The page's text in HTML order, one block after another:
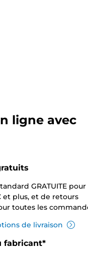
ligne avec
GRATUITE pour
et plus, et de retours
toutes les
de livraison
fabricant*